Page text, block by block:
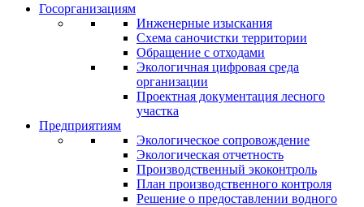
Госорганизациям
Инженерные изыскания
Схема саночистки территории
Обращение с отходами
Экологичная цифровая среда
организации
Проектная документация лесного
участка
Предприятиям
Экологическое сопровождение
Экологическая отчетность
Производственный экоконтроль
План производственного контроля
Решение о предоставлении водного